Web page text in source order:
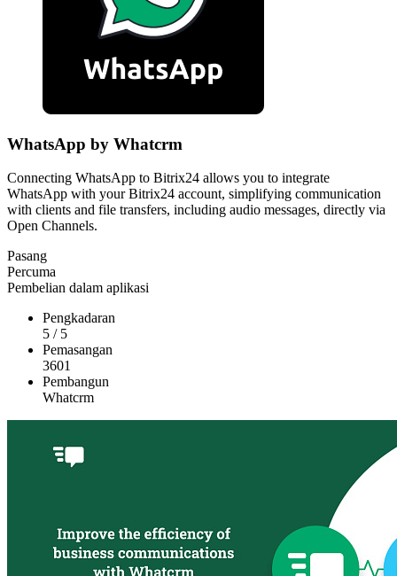
WhatsApp by Whatcrm
Connecting WhatsApp to Bitrix24 allows you to integrate
WhatsApp with your Bitrix24 account, simplifying communication
with clients and file transfers, including audio messages, directly via
Open Channels.
Pasang
Percuma
Pembelian dalam aplikasi
Pengkadaran
5 / 5
Pemasangan
3601
Pembangun
Whatcrm